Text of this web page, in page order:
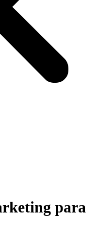
para